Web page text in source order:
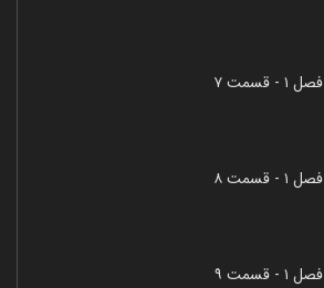
فصل ۱ - قسمت ۷
فصل ۱ - قسمت ۸
فصل ۱ - قسمت ۹